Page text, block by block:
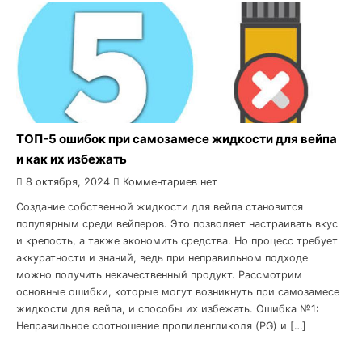
ТОП-5 ошибок при самозамесе жидкости для вейпа
и как их избежать
8 октября, 2024 Комментариев нет
Создание собственной жидкости для вейпа становится
популярным среди вейперов. Это позволяет настраивать вкус
и крепость, а также экономить средства. Но процесс требует
аккуратности и знаний, ведь при неправильном подходе
можно получить некачественный продукт. Рассмотрим
основные ошибки, которые могут возникнуть при самозамесе
жидкости для вейпа, и способы их избежать. Ошибка №1:
Неправильное соотношение пропиленгликоля (PG) и […]